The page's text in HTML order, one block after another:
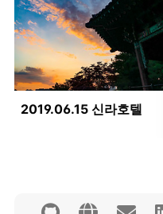
2019.06.15 신라호텔